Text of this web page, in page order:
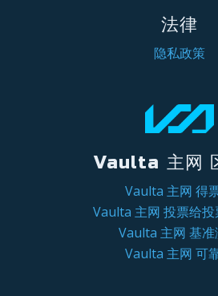
法律
隐私政策
Vaulta 主网
Vaulta 主网 得
Vaulta 主网 投票给投
Vaulta 主网 基准
Vaulta 主网 可